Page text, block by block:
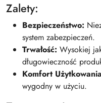
Zalety:
Bezpieczeństwo:
system zabezpieczeń.
Trwałość: Wysokiej
długowieczność
Komfort
wygodny w użyciu.